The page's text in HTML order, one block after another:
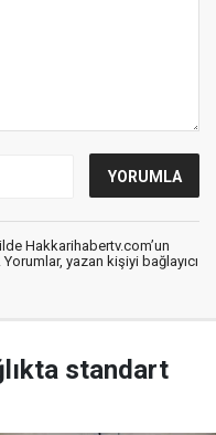
Hakkarihabertv.com’un
yazan kişiyi bağlayıcı
standart